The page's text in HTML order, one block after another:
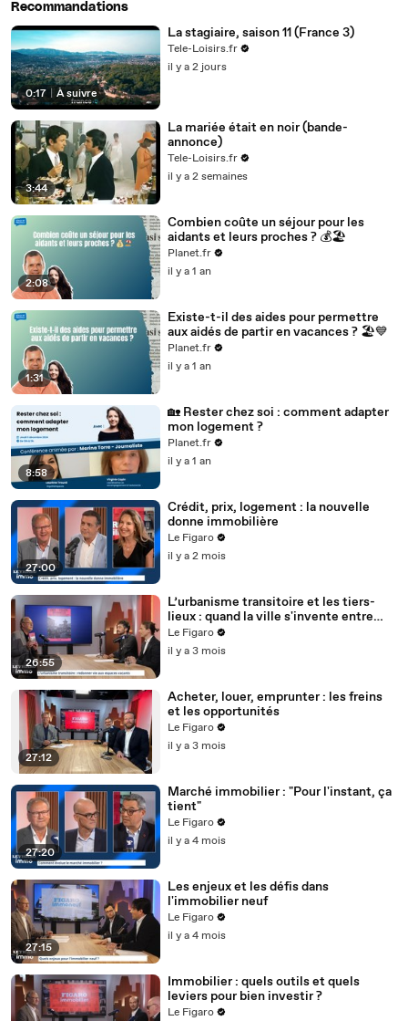
Recommandations
0:17 À suivre
La stagiaire, saison 11 (France 3)
Tele-Loisirs.fr
il y a 2 jours
3:44
La mariée était en noir (bande-
annonce)
Tele-Loisirs.fr
il y a 2 semaines
2:08
Combien coûte un séjour pour les
aidants et leurs proches ? 💰🏖️
Planet.fr
il y a 1 an
1:31
Existe-t-il des aides pour permettre
aux aidés de partir en vacances ? 🏖️💙
Planet.fr
il y a 1 an
8:58
🏡 Rester chez soi : comment adapter
mon logement ?
Planet.fr
il y a 1 an
27:00
Crédit, prix, logement : la nouvelle
donne immobilière
Le Figaro
il y a 2 mois
26:55
L’urbanisme transitoire et les tiers-
lieux : quand la ville s'invente entre
deux vies
Le Figaro
il y a 3 mois
27:12
Acheter, louer, emprunter : les freins
et les opportunités
Le Figaro
il y a 3 mois
27:20
Marché immobilier : "Pour l'instant, ça
tient"
Le Figaro
il y a 4 mois
27:15
Les enjeux et les défis dans
l'immobilier neuf
Le Figaro
il y a 4 mois
Immobilier : quels outils et quels
leviers pour bien investir ?
Le Figaro